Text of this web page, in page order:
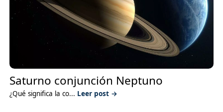
Saturno conjunción Neptuno
¿Qué significa la co... Leer post →